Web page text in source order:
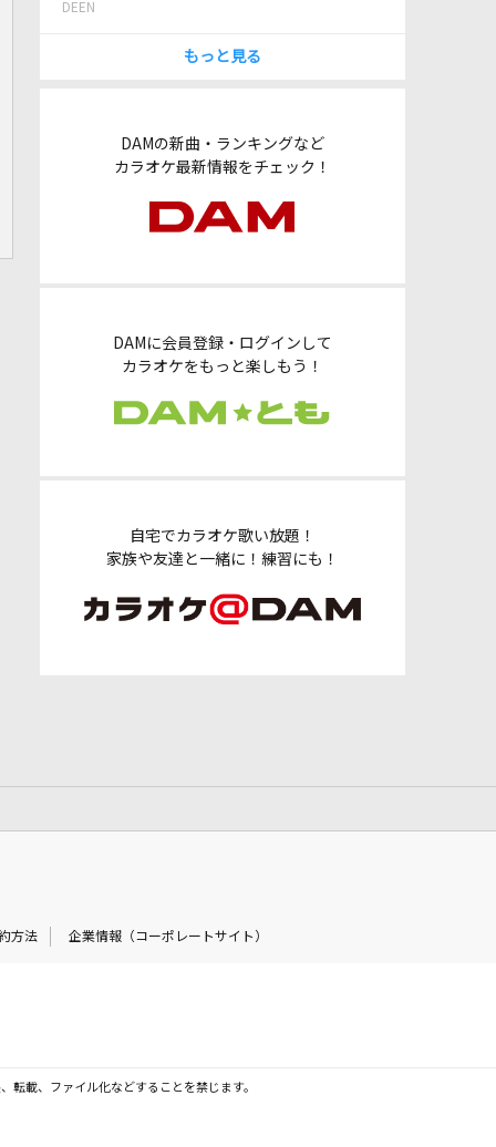
DEEN
もっと見る
DAMの新曲・ランキングなど
カラオケ最新情報をチェック！
DAMに会員登録・ログインして
カラオケをもっと楽しもう！
自宅でカラオケ歌い放題！
家族や友達と一緒に！練習にも！
方法 企業情報（コーポレートサイト）
転載、ファイル化などすることを禁じます。